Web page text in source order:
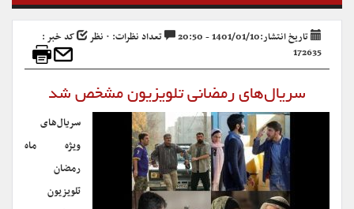
تاریخ انتشار:1401/01/10 - 20:50 تعداد نظرات: ۰ نظر
کد خبر :
172635
سریال‌های رمضانی تلویزیون مشخص شد
سریال‌های
ویژه ماه
رمضان
تلویزیون